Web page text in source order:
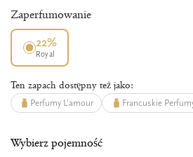
Zaperfumowanie
22%
Royal
Ten zapach dostępny też jako:
Perfumy L'amour Francuskie
Wybierz pojemność